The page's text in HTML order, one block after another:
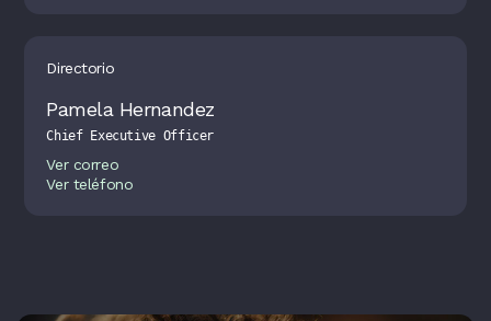
Directorio
Pamela Hernandez
Chief Executive Officer
Ver correo
Ver teléfono